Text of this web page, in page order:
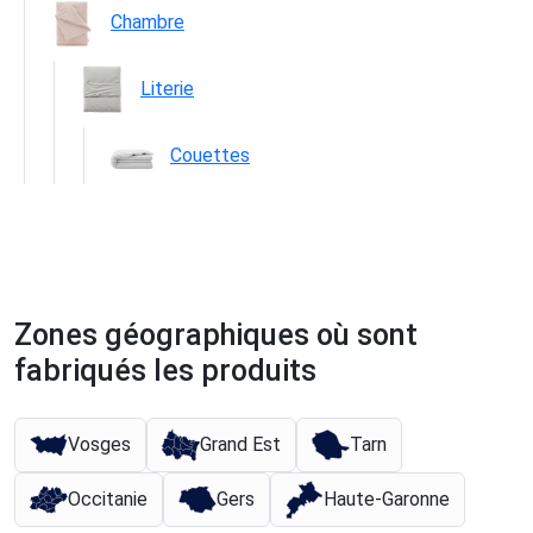
Chambre
Literie
Couettes
Zones géographiques où sont
fabriqués les produits
Vosges Grand Est Tarn
Occitanie Gers Haute-Garonne